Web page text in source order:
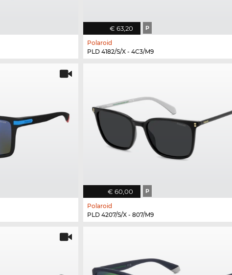
€ 63,20 P
Polaroid
PLD 4182/S/X - 4C3/M9
€ 60,00 P
Polaroid
PLD 4207/S/X - 807/M9